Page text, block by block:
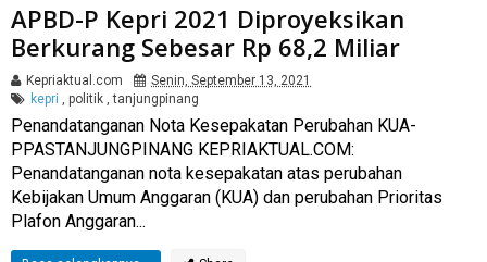
APBD-P Kepri 2021 Diproyeksikan
Berkurang Sebesar Rp 68,2 Miliar
Kepriaktual.com
Senin, September 13, 2021
kepri
politik tanjungpinang
Penandatanganan Nota Kesepakatan Perubahan KUA-
PPASTANJUNGPINANG KEPRIAKTUAL.COM:
Penandatanganan nota kesepakatan atas perubahan
Kebijakan Umum Anggaran (KUA) dan perubahan Prioritas
Plafon Anggaran...